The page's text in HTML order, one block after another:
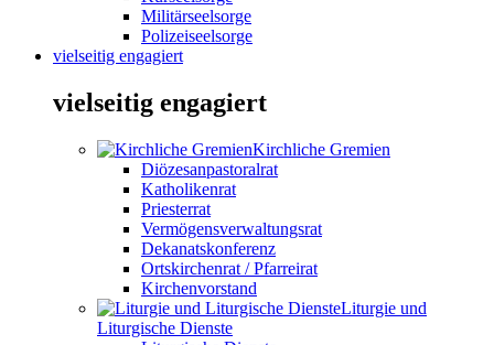
Militärseelsorge
Polizeiseelsorge
vielseitig engagiert
vielseitig engagiert
Kirchliche Gremien
Diözesanpastoralrat
Katholikenrat
Priesterrat
Vermögensverwaltungsrat
Dekanatskonferenz
Ortskirchenrat / Pfarreirat
Kirchenvorstand
Liturgie und
Liturgische Dienste